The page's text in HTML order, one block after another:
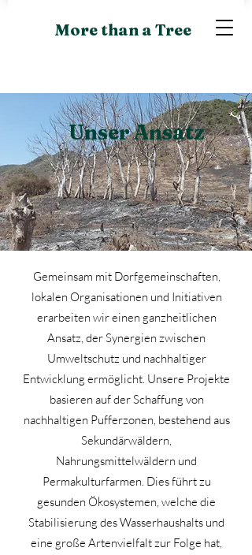
More than a Tree
Unser Ansatz
Gemeinsam mit Dorfgemeinschaften,
lokalen Organisationen und Initiativen
erarbeiten wir einen ganzheitlichen
Ansatz, der Synergien zwischen
Umweltschutz und nachhaltiger
Entwicklung ermöglicht. Unsere Projekte
basieren auf der Schaffung von
nachhaltigen Pufferzonen, bestehend aus
Sekundärwäldern,
Nahrungsmittelwäldern und
Permakulturfarmen. Dies führt zu
gesunden Ökosystemen, welche die
Stabilisierung des Wasserhaushalts und
eine große Artenvielfalt zur Folge hat,